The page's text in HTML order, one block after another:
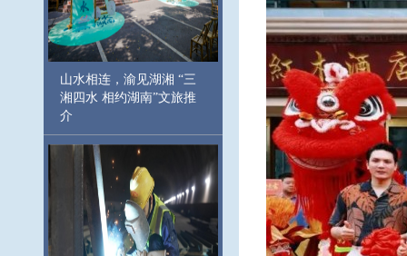
山水相连，渝见湖湘 “三
湘四水 相约湖南”文旅推
介